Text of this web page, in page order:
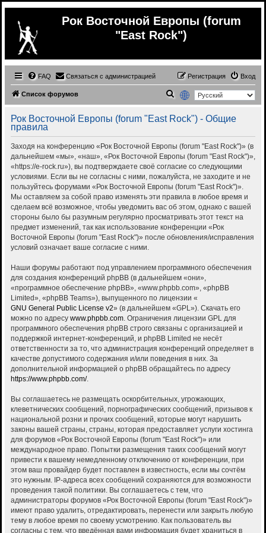
Рок Восточной Европы (forum
"East Rock")
FAQ Связаться с администрацией Вход
Регистрация
Список форумов
и
с
к
Рок Восточной Европы (forum "East Rock") - Общие
правила
Заходя на конференцию «Рок Восточной Европы (forum "East Rock")» (в
дальнейшем «мы», «наш», «Рок Восточной Европы (forum "East Rock")»,
«https://e-rock.ru»), вы подтверждаете своё согласие со следующими
условиями. Если вы не согласны с ними, пожалуйста, не заходите и не
пользуйтесь форумами «Рок Восточной Европы (forum "East Rock")».
Мы оставляем за собой право изменять эти правила в любое время и
сделаем всё возможное, чтобы уведомить вас об этом, однако с вашей
стороны было бы разумным регулярно просматривать этот текст на
предмет изменений, так как использование конференции «Рок
Восточной Европы (forum "East Rock")» после обновления/исправления
условий означает ваше согласие с ними.
Наши форумы работают под управлением программного обеспечения
для создания конференций phpBB (в дальнейшем «они»,
«программное обеспечение phpBB», «www.phpbb.com», «phpBB
Limited», «phpBB Teams»), выпущенного по лицензии «
GNU General Public License v2» (в дальнейшем «GPL»). Скачать его
можно по адресу www.phpbb.com. Ограничения лицензии GPL для
программного обеспечения phpBB строго связаны с организацией и
поддержкой интернет-конференций, и phpBB Limited не несёт
ответственности за то, что администрация конференций определяет в
качестве допустимого содержания и/или поведения в них. За
дополнительной информацией о phpBB обращайтесь по адресу
https://www.phpbb.com/.
Вы соглашаетесь не размещать оскорбительных, угрожающих,
клеветнических сообщений, порнографических сообщений, призывов к
национальной розни и прочих сообщений, которые могут нарушить
законы вашей страны, страны, которая предоставляет услуги хостинга
для форумов «Рок Восточной Европы (forum "East Rock")» или
международное право. Попытки размещения таких сообщений могут
привести к вашему немедленному отключению от конференции, при
этом ваш провайдер будет поставлен в известность, если мы сочтём
это нужным. IP-адреса всех сообщений сохраняются для возможности
проведения такой политики. Вы соглашаетесь с тем, что
администраторы форумов «Рок Восточной Европы (forum "East Rock")»
имеют право удалить, отредактировать, перенести или закрыть любую
тему в любое время по своему усмотрению. Как пользователь вы
согласны с тем, что введённая вами информация будет храниться в